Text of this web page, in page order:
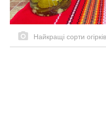
Найкращі сорти